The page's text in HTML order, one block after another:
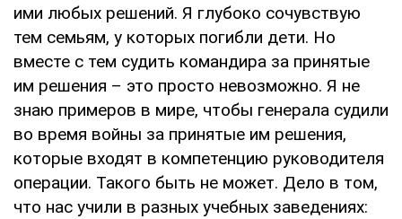
ими любых решений. Я глубоко сочувствую
тем семьям, у которых погибли дети. Но
вместе с тем судить командира за принятые
им решения – это просто невозможно. Я не
знаю примеров в мире, чтобы генерала судили
во время войны за принятые им решения,
которые входят в компетенцию руководителя
операции. Такого быть не может. Дело в том,
что нас учили в разных учебных заведениях: